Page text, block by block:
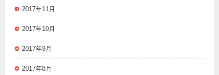
2017年11月
2017年10月
2017年9月
2017年8月